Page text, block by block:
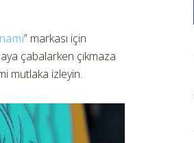
” markası için
çabalarken çıkmaza
mutlaka izleyin.